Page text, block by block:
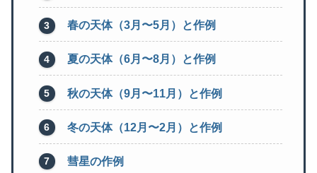
春の天体（3月〜5月）と作例
夏の天体（6月〜8月）と作例
秋の天体（9月〜11月）と作例
冬の天体（12月〜2月）と作例
彗星の作例